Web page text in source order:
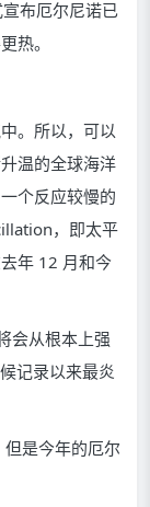
布厄尔尼诺已
热。
。所以，可以
温的全球海洋
个反应较慢的
，即太平
年 12 月和今
会从根本上强
记录以来最炎
是今年的厄尔